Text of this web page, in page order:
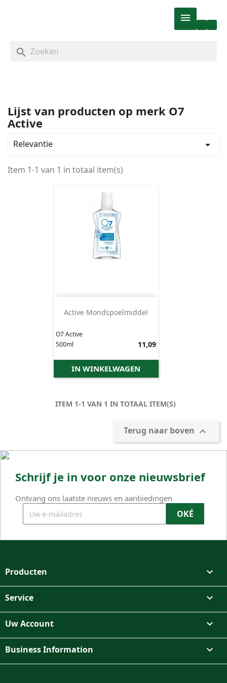

search
Categorieën
Ons assortiment
Aanvullende mondverzorging
Lijst van producten op merk O7
Active
Relevantie 
Item 1-1 van 1 in totaal item(s)
Active Mondspoelmiddel
O7 Active
500ml
11,09
IN WINKELWAGEN
ITEM 1-1 VAN 1 IN TOTAAL ITEM(S)
Terug naar boven 
Schrijf je in voor onze nieuwsbrief
Ontvang ons laatste nieuws en aanbiedingen
Producten 
Service 
Uw Account 
Business Information 